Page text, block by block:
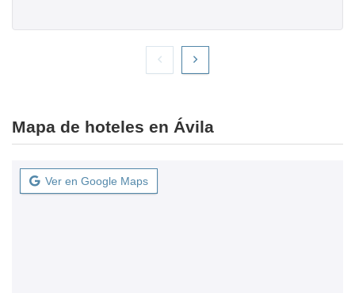
Mapa de hoteles en Ávila
Ver en Google Maps